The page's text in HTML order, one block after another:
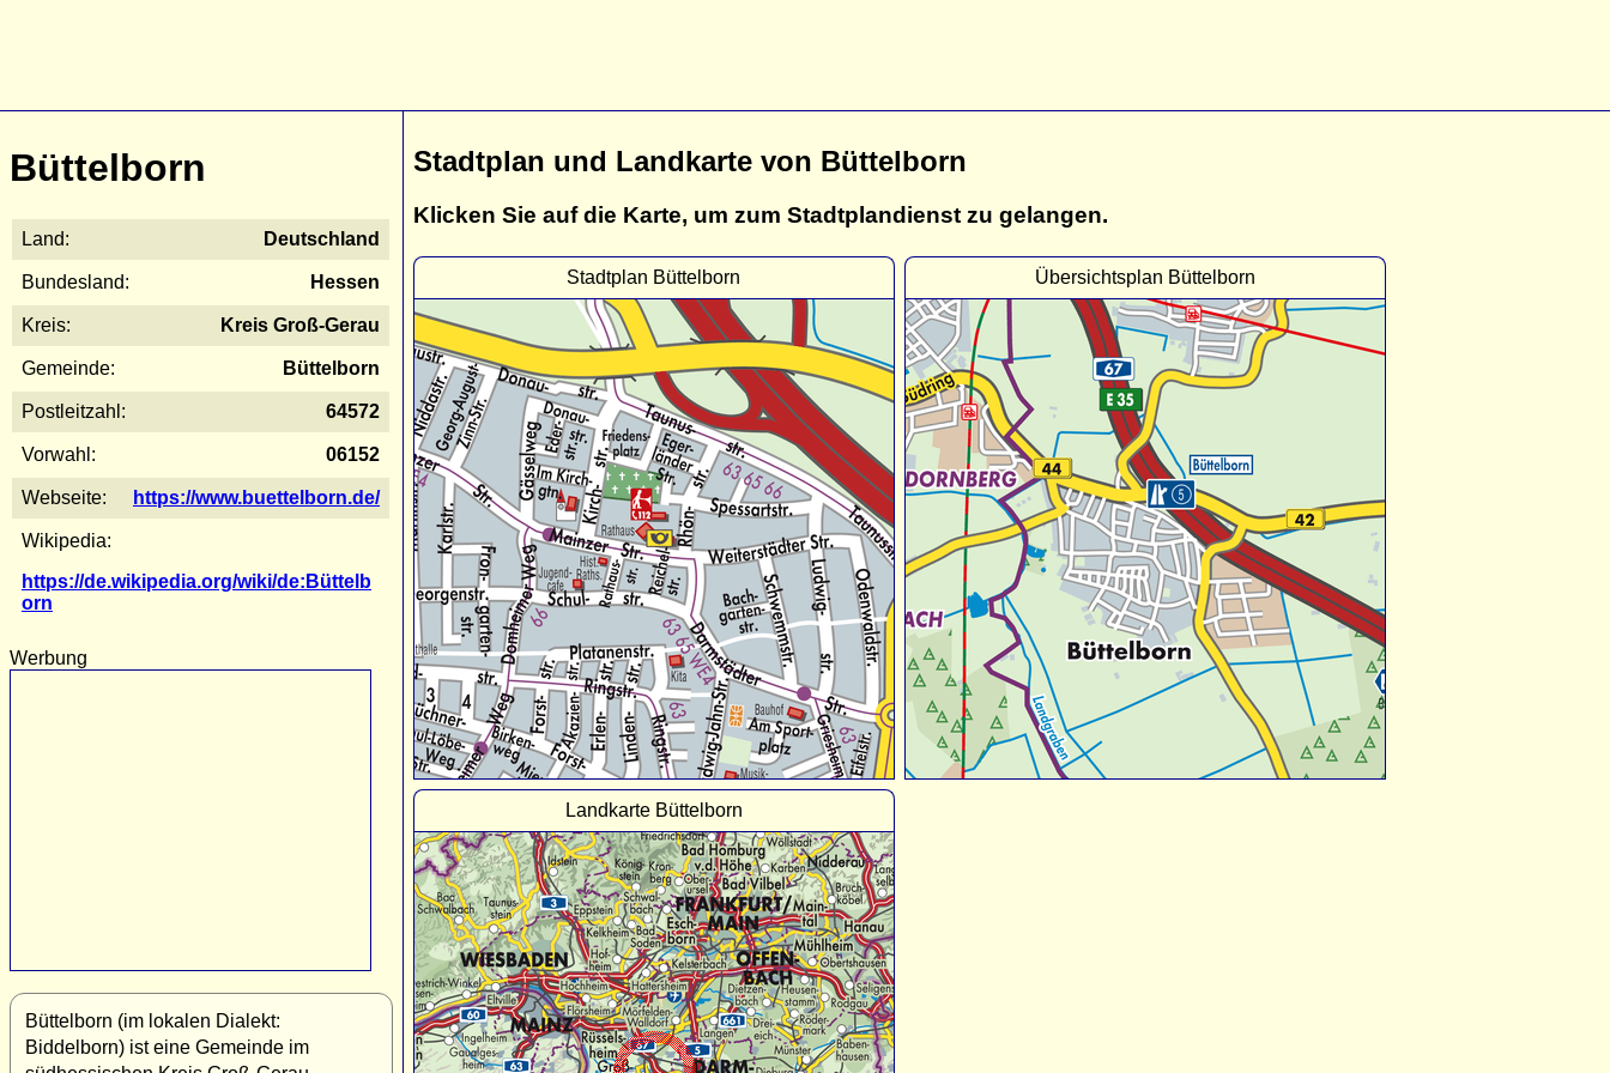
Büttelborn
Land: Deutschland
Bundesland: Hessen
Kreis: Kreis Groß-Gerau
Gemeinde: Büttelborn
Postleitzahl: 64572
Vorwahl: 06152
Webseite: https://www.buettelborn.de/
Wikipedia:
https://de.wikipedia.org/wiki/de:Büttelb
orn
Werbung
Büttelborn (im lokalen Dialekt:
Biddelborn) ist eine Gemeinde im
Stadtplan und Landkarte von Büttelborn
Klicken Sie auf die Karte, um zum Stadtplandienst zu gelangen.
Stadtplan Büttelborn Übersichtsplan Büttelborn
Landkarte Büttelborn